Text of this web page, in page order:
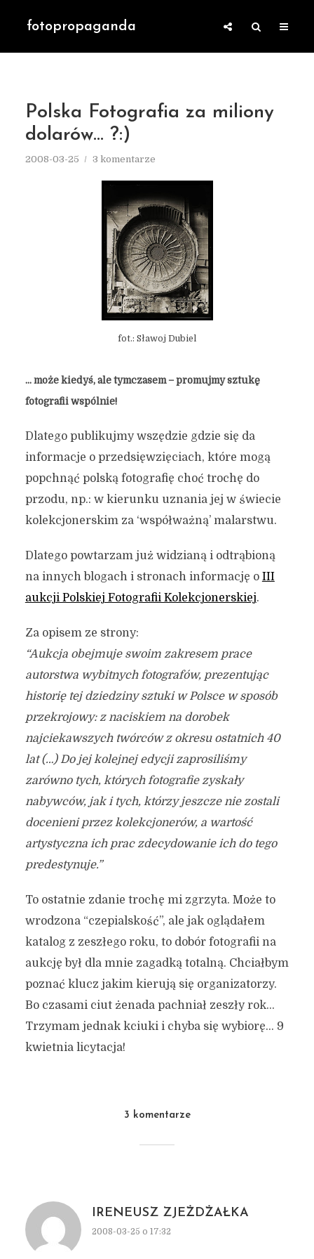
fotopropaganda
Polska Fotografia za miliony
dolarów… ?:)
2008-03-25 3 komentarze
fot.: Sławoj Dubiel
… może kiedyś, ale tymczasem – promujmy sztukę
fotografii wspólnie!
Dlatego publikujmy wszędzie gdzie się da
informacje o przedsięwzięciach, które mogą
popchnąć polską fotografię choć trochę do
przodu, np.: w kierunku uznania jej w świecie
kolekcjonerskim za ‘współważną’ malarstwu.
Dlatego powtarzam już widzianą i odtrąbioną
na innych blogach i stronach informację o III
aukcji Polskiej Fotografii Kolekcjonerskiej.
Za opisem ze strony:
“Aukcja obejmuje swoim zakresem prace
autorstwa wybitnych fotografów, prezentując
historię tej dziedziny sztuki w Polsce w sposób
przekrojowy: z naciskiem na dorobek
najciekawszych twórców z okresu ostatnich 40
lat (…) Do jej kolejnej edycji zaprosiliśmy
zarówno tych, których fotografie zyskały
nabywców, jak i tych, którzy jeszcze nie zostali
docenieni przez kolekcjonerów, a wartość
artystyczna ich prac zdecydowanie ich do tego
predestynuje.”
To ostatnie zdanie trochę mi zgrzyta. Może to
wrodzona “czepialskość”, ale jak oglądałem
katalog z zeszłego roku, to dobór fotografii na
aukcję był dla mnie zagadką totalną. Chciałbym
poznać klucz jakim kierują się organizatorzy.
Bo czasami ciut żenada pachniał zeszły rok…
Trzymam jednak kciuki i chyba się wybiorę… 9
kwietnia licytacja!
3 komentarze
IRENEUSZ ZJEŻDŻAŁKA
2008-03-25 o 17:32